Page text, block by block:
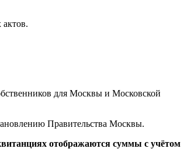
для Москвы и Московской
Правительства Москвы.
отображаются суммы с учётом